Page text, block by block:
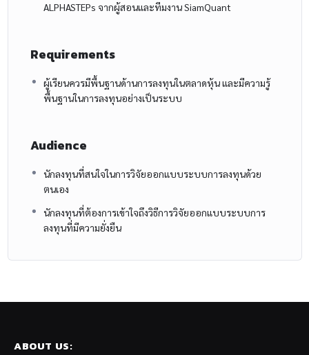
ALPHASTEPs จากผู้สอนและทีมงาน SiamQuant
Requirements
ผู้เรียนควรมีพื้นฐานด้านการลงทุนในตลาดหุ้น และมีความรู้
พื้นฐานในการลงทุนอย่างเป็นระบบ
Audience
นักลงทุนที่สนใจในการวิจัยออกแบบระบบการลงทุนด้วย
ตนเอง
นักลงทุนที่ต้องการเข้าใจถึงวิธีการวิจัยออกแบบระบบการ
ลงทุนที่มีความยั่งยืน
ABOUT US: